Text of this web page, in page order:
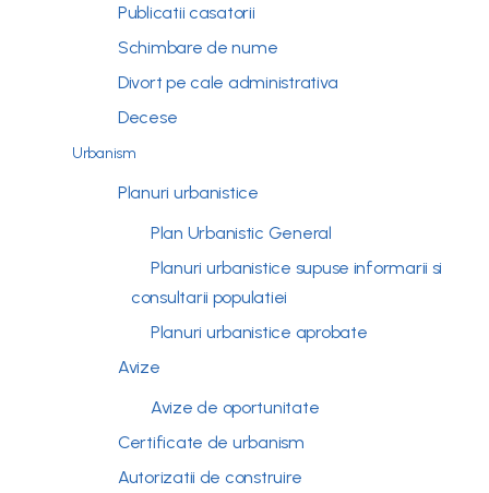
Publicatii casatorii
Schimbare de nume
Divort pe cale administrativa
Decese
Urbanism
Planuri urbanistice
Plan Urbanistic General
Planuri urbanistice supuse informarii si
consultarii populatiei
Planuri urbanistice aprobate
Avize
Avize de oportunitate
Certificate de urbanism
Autorizatii de construire